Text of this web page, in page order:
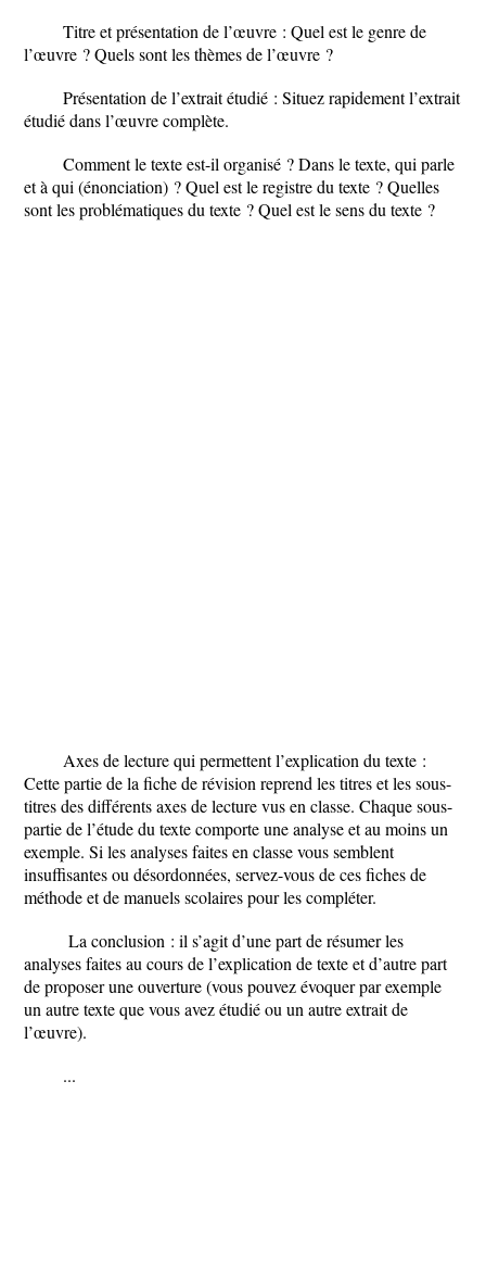
Titre et présentation de l’œuvre : Quel est le genre de
l’œuvre ? Quels sont les thèmes de l’œuvre ?
Présentation de l’extrait étudié : Situez rapidement l’extrait
étudié dans l’œuvre complète.
Comment le texte est-il organisé ? Dans le texte, qui parle
et à qui (énonciation) ? Quel est le registre du texte ? Quelles
sont les problématiques du texte ? Quel est le sens du texte ?
Axes de lecture qui permettent l’explication du texte :
Cette partie de la fiche de révision reprend les titres et les sous-
titres des différents axes de lecture vus en classe. Chaque sous-
partie de l’étude du texte comporte une analyse et au moins un
exemple. Si les analyses faites en classe vous semblent
insuffisantes ou désordonnées, servez-vous de ces fiches de
méthode et de manuels scolaires pour les compléter.
La conclusion : il s’agit d’une part de résumer les
analyses faites au cours de l’explication de texte et d’autre part
de proposer une ouverture (vous pouvez évoquer par exemple
un autre texte que vous avez étudié ou un autre extrait de
l’œuvre).
...